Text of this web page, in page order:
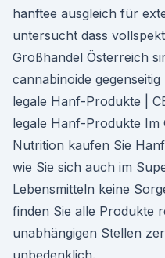
hanftee ausgleich für
untersucht dass
Großhandel Österreich
cannabinoide
legale Hanf-Produkte |
legale Hanf-Produkte Im
Nutrition kaufen Sie
wie Sie sich auch im
Lebensmitteln keine
finden Sie alle Produkte
unabhängigen Stellen
unbedenklich.